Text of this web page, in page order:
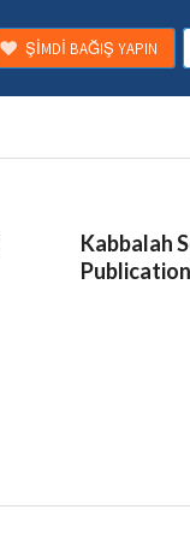
ŞİMDİ BAĞIŞ YAPIN
Kabbalah